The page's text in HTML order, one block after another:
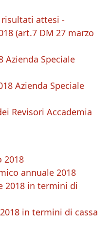
attesi -
(art.7 DM 27 marzo
Azienda Speciale
Azienda Speciale
Revisori Accademia
2018
annuale 2018
2018 in termini di
in termini di cassa